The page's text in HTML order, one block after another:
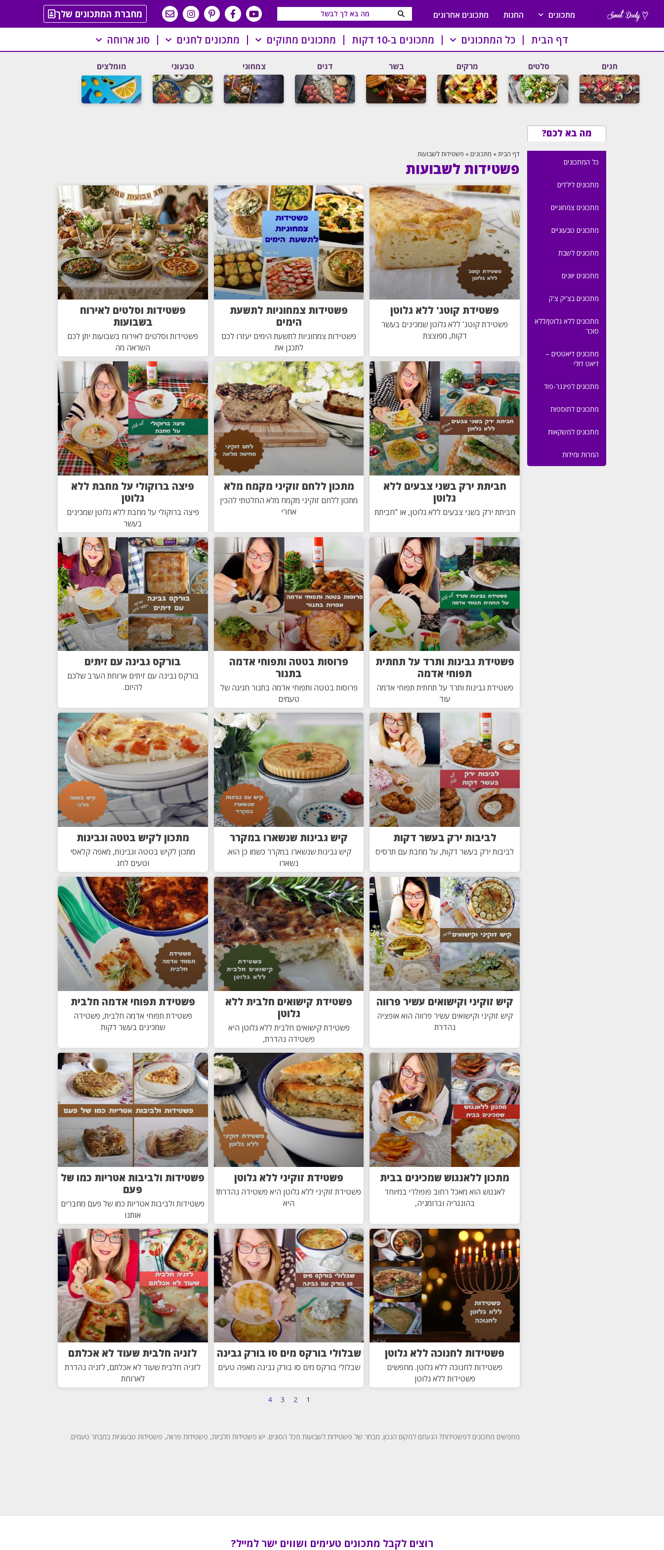
מתכונים החנות מתכונים אחרונים מחברת המתכונים שלך
דף הבית כל המתכונים מתכונים ב-10 דקות מתכונים מתוקים מתכונים לחגים סוג ארוחה
חגים סלטים מרקים בשר דגים צמחוני טבעוני מומלצים
מה בא לכם?
כל המתכונים
מתכונים לילדים
מתכונים צמחוניים
מתכונים טבעוניים
מתכונים לשבת
מתכונים יוונים
מתכונים בצ'יק צ'ק
מתכונים ללא גלוטן/ללא
סוכר
מתכונים דיאטטים –
דיאט דולי
מתכונים לפינגר-פוד
מתכונים לתוספות
מתכונים למשקאות
המרות ומידות
דף הבית» מתכונים» פשטידות לשבועות
פשטידות לשבועות
פשטידת קוטג' ללא גלוטן
פשטידת קוטג' ללא גלוטן שמכינים בעשר
דקות, מפוצצת
פשטידות צמחוניות לתשעת
הימים
פשטידות צמחוניות לתשעת הימים יעזרו לכם
לתכנן את
פשטידות וסלטים לאירוח
בשבועות
פשטידות וסלטים לאירוח בשבועות יתן לכם
השראה מה
חביתת ירק בשני צבעים ללא
גלוטן
חביתת ירק בשני צבעים ללא גלוטן, או "חביתת
מתכון ללחם זוקיני מקמח מלא
מתכון ללחם זוקיני מקמח מלא החלטתי להכין
אחרי
פיצה ברוקולי על מחבת ללא
גלוטן
פיצה ברוקולי על מחבת ללא גלוטן שמכינים
בעשר
פשטידת גבינות ותרד על תחתית
תפוחי אדמה
פשטידת גבינות ותרד על תחתית תפוחי אדמה
עוד
פרוסות בטטה ותפוחי אדמה
בתנור
פרוסות בטטה ותפוחי אדמה בתנור חגיגה של
טעמים
בורקס גבינה עם זיתים
בורקס גבינה עם זיתים ארוחת הערב שלכם
להיום.
לביבות ירק בעשר דקות
לביבות ירק בעשר דקות, על מחבת עם תרסיס
קיש גבינות שנשארו במקרר
קיש גבינות שנשארו במקרר כשמו כן הוא.
נשארו
מתכון לקיש בטטה וגבינות
מתכון לקיש בטטה וגבינות, מאפה קלאסי
וטעים לחג
קיש זוקיני וקישואים עשיר פרווה
קיש זוקיני וקישואים עשיר פרווה הוא אופציה
נהדרת
פשטידת קישואים חלבית ללא
גלוטן
פשטידת קישואים חלבית ללא גלוטן היא
פשטידה נהדרת,
פשטידת תפוחי אדמה חלבית
פשטידת תפוחי אדמה חלבית, פשטידה
שמכינים בעשר דקות
מתכון ללאנגוש שמכינים בבית
לאנגוש הוא מאכל רחוב פופולרי במיוחד
בהונגריה וברומניה,
פשטידת זוקיני ללא גלוטן
פשטידת זוקיני ללא גלוטן היא פשטידה נהדרת!
היא
פשטידות ולביבות אטריות כמו של
פעם
פשטידות ולביבות אטריות כמו של פעם מחברים
אותנו
פשטידות לחנוכה ללא גלוטן
פשטידות לחנוכה ללא גלוטן. מחפשים
פשטידות ללא גלוטן
שבלולי בורקס מים סו בורק גבינה
שבלולי בורקס מים סו בורק גבינה מאפה טעים
לזניה חלבית שעוד לא אכלתם
לזניה חלבית שעוד לא אכלתם, לזניה נהדרת
לארוחת
1
2
3
4
מחפשים מתכונים לפשטידות? הגעתם למקום הנכון. מבחר של פשטידות לשבועות מכל הסוגים. יש פשטידות חלביות, פשטידות פרווה, פשטידות טבעוניות במבחר טעמים.
רוצים לקבל מתכונים טעימים ושווים ישר למייל?